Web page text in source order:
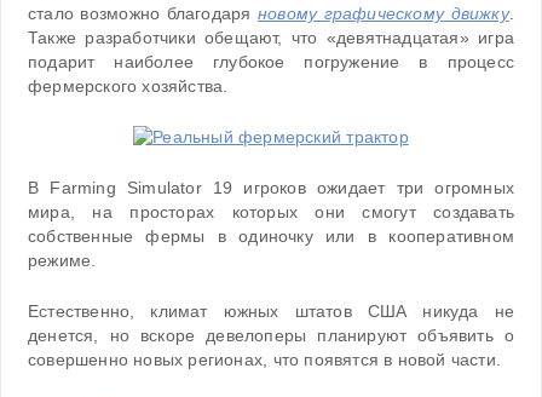
стало возможно благодаря новому графическому движку.
Также разработчики обещают, что «девятнадцатая» игра
подарит наиболее глубокое погружение в процесс
фермерского хозяйства.
В Farming Simulator 19 игроков ожидает три огромных
мира, на просторах которых они смогут создавать
собственные фермы в одиночку или в кооперативном
режиме.
Естественно, климат южных штатов США никуда не
денется, но вскоре девелоперы планируют объявить о
совершенно новых регионах, что появятся в новой части.